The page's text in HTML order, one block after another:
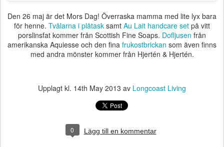
Den 26 maj är det Mors Dag! Överraska mamma med lite lyx bara
för henne. Tvålarna i plåtask samt Au Lait handcare set på vitt
porslinsfat kommer från Scottish Fine Soaps. Dofljusen från
amerikanska Aquiesse och den fina frukostbrickan som även finns
med andra mönster kommer från Hjertén & Hjertén.
Upplagt kl. 14th May 2013 av Longcoast Living
0 Lägg till en kommentar